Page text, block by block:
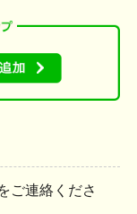
ご連絡くださ